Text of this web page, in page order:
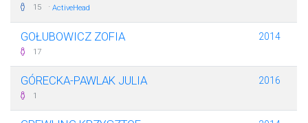
15 · ActiveHead
GOŁUBOWICZ ZOFIA
17
2014
GÓRECKA-PAWLAK JULIA
1
2016